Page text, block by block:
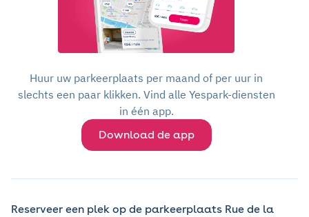
Huur uw parkeerplaats per maand of per uur in
slechts een paar klikken. Vind alle Yespark-diensten
in één app.
Download de app
Reserveer een plek op de parkeerplaats Rue de la